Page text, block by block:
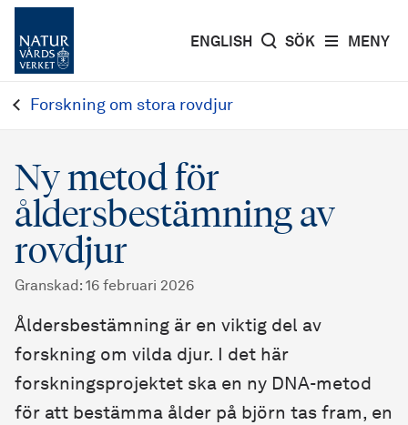
MENY
ENGLISH SÖK
Forskning om stora rovdjur
Ny metod för
åldersbestämning av
rovdjur
Granskad : 16 februari 2026
Åldersbestämning är en viktig del av
forskning om vilda djur. I det här
forskningsprojektet ska en ny DNA-metod
för att bestämma ålder på björn tas fram, en